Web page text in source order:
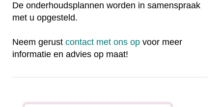
De onderhoudsplannen worden in samenspraak
met u opgesteld.
Neem gerust contact met ons op voor meer
informatie en advies op maat!